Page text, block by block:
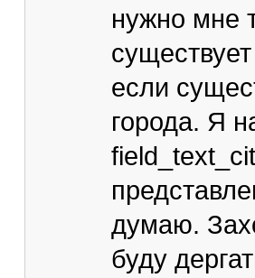
нужно мне
если
города. Я
думаю.
буду